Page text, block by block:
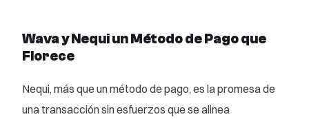
Wava y Nequi un Método de Pago que
Florece
Nequi, más que un método de pago, es la promesa de
una transacción sin esfuerzos que se alinea